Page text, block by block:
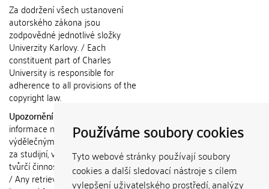
Používáme soubory cookies
Tyto webové stránky používají soubory
cookies a další sledovací nástroje s cílem
vylepšení uživatelského prostředí, analýzy
Za dodržení všech ustanovení
autorského zákona jsou
zodpovědné jednotlivé složky
Univerzity Karlovy. / Each
constituent part of Charles
University is responsible for
adherence to all provisions of the
copyright law.
Upozornění / Notice:
informace nemohou být použity k
výdělečným účelům nebo vydávány
za studijní, vědeckou nebo jinou
tvůrčí činnost jiné osoby než autora.
/ Any retrieved information shall not